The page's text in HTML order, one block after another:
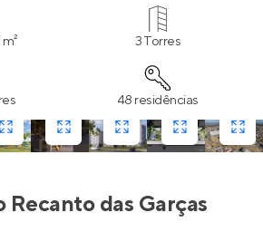
3 Torres
48 residências
Recanto das Garças